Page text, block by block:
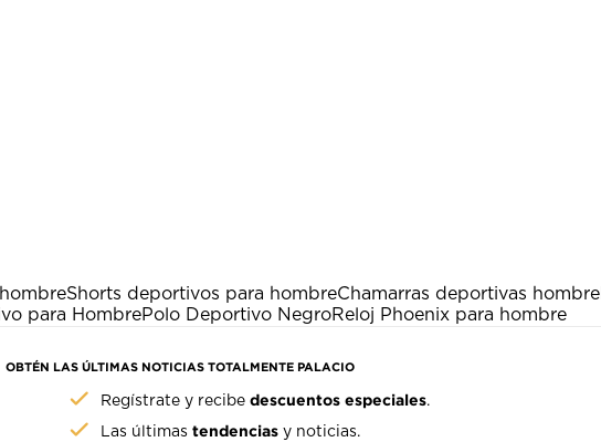
Shorts deportivos para hombreChamarras deportivas hombre
para HombrePolo Deportivo NegroReloj Phoenix para hombre
OBTÉN LAS ÚLTIMAS NOTICIAS TOTALMENTE PALACIO
Regístrate y recibedescuentos especiales.
Las últimastendencias y noticias.